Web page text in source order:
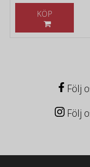
Följ
Följ